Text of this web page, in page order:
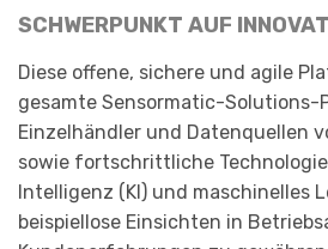
SCHWERPUNKT AUF
Diese offene, sichere und agile
gesamte Sensormatic-Solutions-
Einzelhändler und Datenquellen
sowie fortschrittliche
Intelligenz (KI) und maschinelles
beispiellose Einsichten in